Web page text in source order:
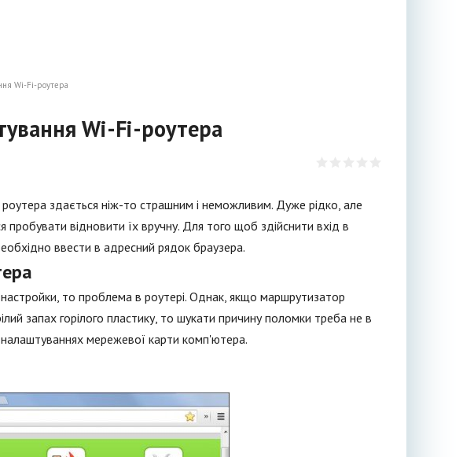
Wi-Fi-роутера
Wi-Fi-роутера
здається ніж-то страшним і неможливим. Дуже рідко, але
відновити їх вручну. Для того щоб здійснити вхід в
ввести в адресний рядок браузера.
то проблема в роутері. Однак, якщо маршрутизатор
запах горілого пластику, то шукати причину поломки треба не в
мережевої карти комп'ютера.